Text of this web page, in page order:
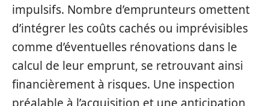
impulsifs. Nombre d’emprunteurs omettent
d’intégrer les coûts cachés ou imprévisibles
comme d’éventuelles rénovations dans le
calcul de leur emprunt, se retrouvant ainsi
financièrement à risques. Une inspection